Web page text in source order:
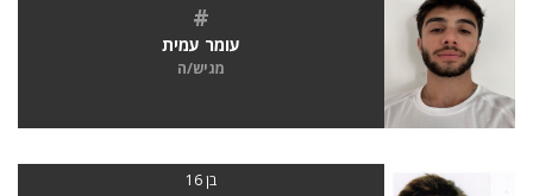
#
עומר עמית
מגיש/ה
בן 16